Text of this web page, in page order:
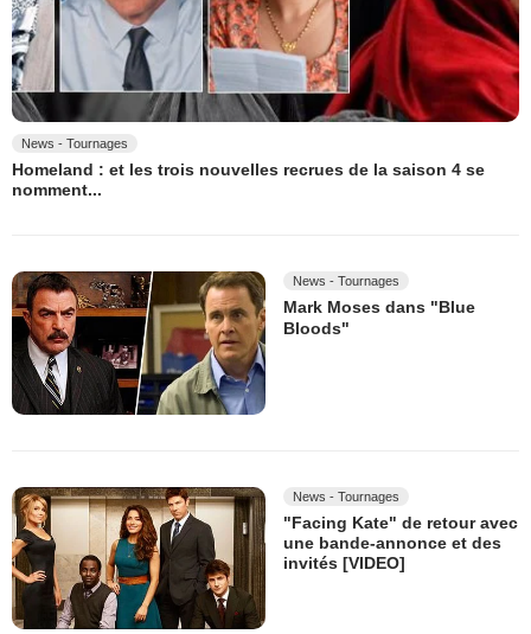
News - Tournages
Homeland : et les trois nouvelles recrues de la saison 4 se
nomment...
News - Tournages
Mark Moses dans "Blue
Bloods"
News - Tournages
"Facing Kate" de retour avec
une bande-annonce et des
invités [VIDEO]